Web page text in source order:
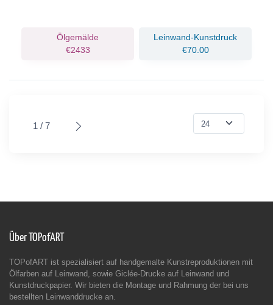
Ölgemälde
€2433
Leinwand-Kunstdruck
€70.00
1 / 7
Über TOPofART
TOPofART ist spezialisiert auf handgemalte Kunstreproduktionen mit
Ölfarben auf Leinwand, sowie Giclée-Drucke auf Leinwand und
Kunstdruckpapier. Wir bieten die Montage und Rahmung der bei uns
bestellten Leinwanddrucke an.